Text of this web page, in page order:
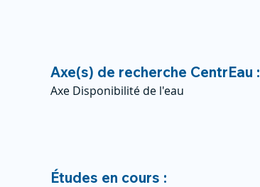
Axe(s) de recherche CentrEau :
Axe Disponibilité de l'eau
Études en cours :